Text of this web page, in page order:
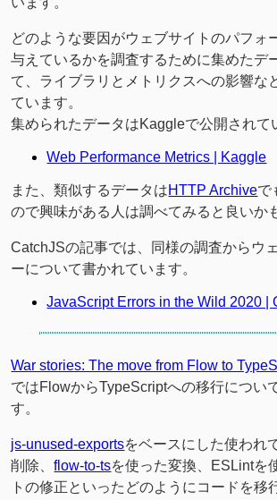
どのような要因がウェブサイトのパフォ
与えているかを調査するために集めたデ
て、ライブラリとメトリクスへの影響な
ています。
集められたデータはKaggleで公開されて
Web Performance Metrics | Kaggle
また、類似するデータはHTTP Archiveで
ので興味がある人は調べてみると良いか
CatchJSの記事では、同様の調査からウ
ーについて書かれています。
JavaScript Errors in the Wild 2020 |
War stories: The move from Flow to
ではFlowからTypeScriptへの移行につい
す。
js-unused-exportsをベースにした使われ
削除、flow-to-tsを使った変換、ESLintを
トの修正といったどのようにコードを移